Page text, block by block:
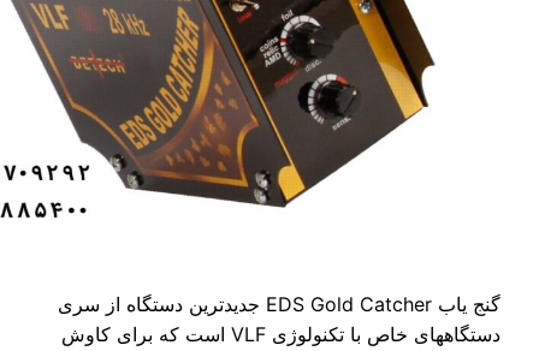
گنج یاب EDS Gold Catcher جدیدترین دستگاه از سری
دستگاههای خاص با تکنولوژی VLF است که برای کاوش